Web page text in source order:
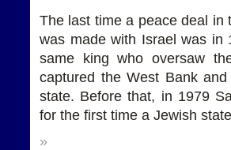
The last time a peace deal in
was made with Israel was in
same king who oversaw
captured the West Bank
state. Before that, in 1979
for the first time a Jewish
»